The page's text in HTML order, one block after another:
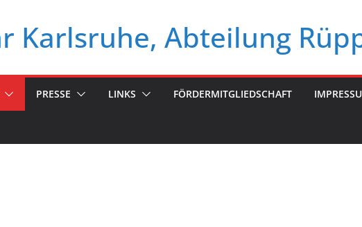
Karlsruhe, Abteilung
PRESSE LINKS FÖRDERMITGLIEDSCHAFT